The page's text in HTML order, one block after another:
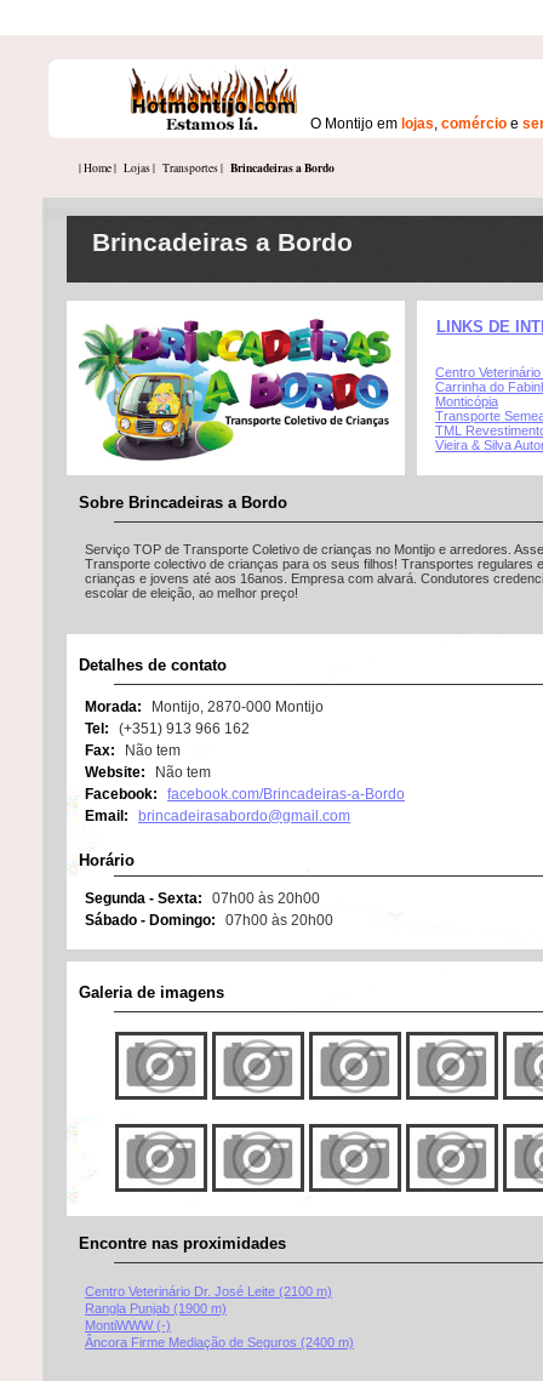
O Montijo em lojas, comércio e
| Home | Lojas | Transportes | Brincadeiras a Bordo
Brincadeiras a Bordo
LINKS DE
Centro
Carrinha do
Monticópia
Transporte
TML
Vieira & Silva
Sobre Brincadeiras a Bordo
Serviço TOP de Transporte Coletivo de crianças no Montijo e arredores.
Transporte colectivo de crianças para os seus filhos! Transportes regulares
crianças e jovens até aos 16anos. Empresa com alvará. Condutores
escolar de eleição, ao melhor preço!
Detalhes de contato
Morada:
Montijo, 2870-000 Montijo
Tel:
(+351) 913 966 162
Fax:
Não tem
Website:
Não tem
Facebook:
facebook.com/Brincadeiras-a-Bordo
Email:
brincadeirasabordo@gmail.com
Horário
Segunda - Sexta:
07h00 às 20h00
Sábado - Domingo:
07h00 às 20h00
Galeria de imagens
Encontre nas proximidades
Centro Veterinário Dr. José Leite (2100 m)
Rangla Punjab (1900 m)
MontiWWW (-)
Âncora Firme Mediação de Seguros (2400 m)